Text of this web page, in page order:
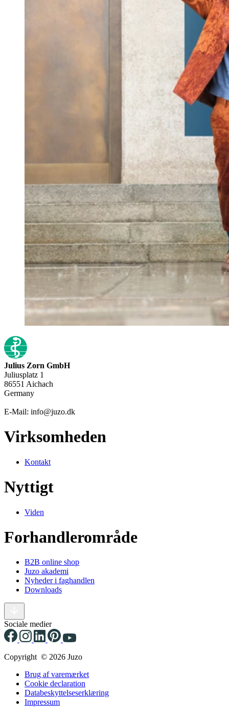
Julius Zorn GmbH
Juliusplatz 1
86551 Aichach
Germany
E-Mail: info@juzo.dk
Virksomheden
Kontakt
Nyttigt
Viden
Forhandlerområde
B2B online shop
Juzo akademi
Nyheder i faghandlen
Downloads
Sociale medier
Copyright © 2026 Juzo
Brug af varemærket
Cookie declaration
Databeskyttelseserklæring
Impressum